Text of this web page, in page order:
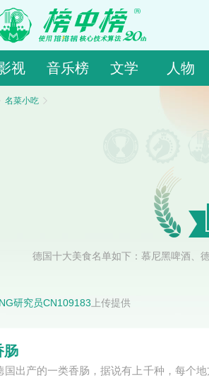
视 音乐榜 文学 人物
名菜小吃
德国十大美食名单如下：慕尼黑啤酒、
研究员CN109183上传提供
肠
国出产的一类香肠，据说有上千种，每个